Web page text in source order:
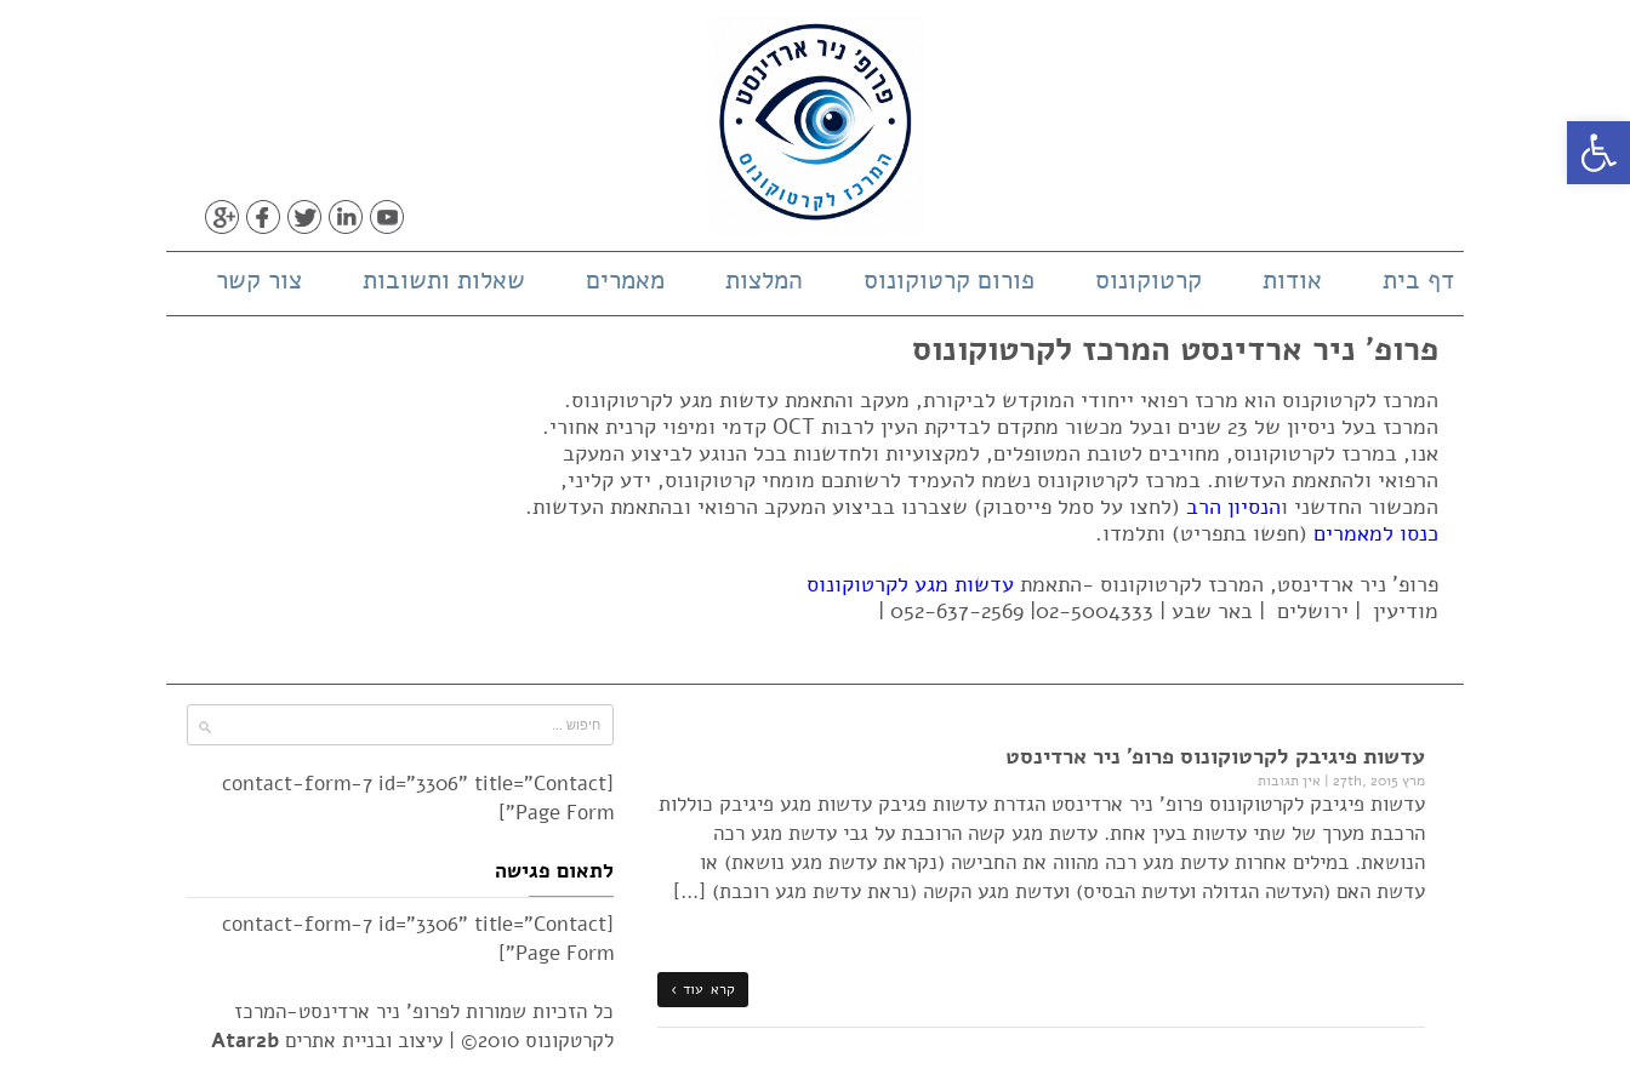
פתח סרגל נגישות
דף בית אודות קרטוקונוס פורום קרטוקונוס המלצות מאמרים שאלות ותשובות צור קשר
פרופ' ניר ארדינסט המרכז לקרטוקונוס
המרכז לקרטוקנוס הוא מרכז רפואי ייחודי המוקדש לביקורת, מעקב והתאמת עדשות מגע לקרטוקונוס.
המרכז בעל ניסיון של 23 שנים ובעל מכשור מתקדם לבדיקת העין לרבות OCT קדמי ומיפוי קרנית אחורי.
אנו, במרכז לקרטוקונוס, מחויבים לטובת המטופלים, למקצועיות ולחדשנות בכל הנוגע לביצוע המעקב
הרפואי ולהתאמת העדשות. במרכז לקרטוקונוס נשמח להעמיד לרשותכם מומחי קרטוקונוס, ידע קליני,
המכשור החדשני והנסיון הרב (לחצו על סמל פייסבוק) שצברנו בביצוע המעקב הרפואי ובהתאמת העדשות.
כנסו למאמרים (חפשו בתפריט) ותלמדו.
פרופ' ניר ארדינסט, המרכז לקרטוקונוס -התאמת עדשות מגע לקרטוקונוס
מודיעין | ירושלים | באר שבע | 02-5004333| 052-637-2569 |
עדשות פיגיבק לקרטוקונוס פרופ' ניר ארדינסט
מרץ 27th, 2015 | אין תגובות
עדשות פיגיבק לקרטוקונוס פרופ' ניר ארדינסט הגדרת עדשות פגיבק עדשות מגע פיגיבק כוללות
הרכבת מערך של שתי עדשות בעין אחת. עדשת מגע קשה הרוכבת על גבי עדשת מגע רכה
הנושאת. במילים אחרות עדשת מגע רכה מהווה את החבישה (נקראת עדשת מגע נושאת) או
עדשת האם (העדשה הגדולה ועדשת הבסיס) ועדשת מגע הקשה (נראת עדשת מגע רוכבת) […]
קרא עוד ›
[contact-form-7 id="3306" title="Contact
Page Form"]
לתאום פגישה
[contact-form-7 id="3306" title="Contact
Page Form"]
כל הזכיות שמורות לפרופ' ניר ארדינסט-המרכז
לקרטקונוס 2010© |
עיצוב ובניית אתרים Atar2b